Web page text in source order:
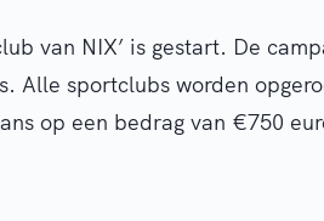
van NIX’ is gestart. De
Alle sportclubs worden
op een bedrag van €750